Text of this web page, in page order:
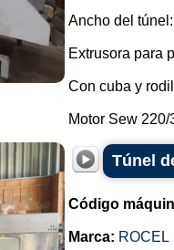
Ancho del
Extrusora para
Con cuba y
Motor Sew 220/
Túnel
Código
Marca: ROCEL